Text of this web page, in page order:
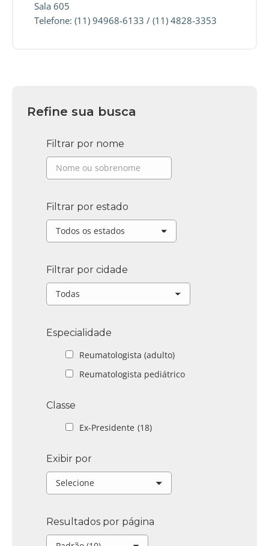
Sala 605
Telefone: (11) 94968-6133 / (11) 4828-3353
Refine sua busca
Filtrar por nome
Filtrar por estado
Filtrar por cidade
Especialidade
Reumatologista (adulto)
Reumatologista pediátrico
Classe
Ex-Presidente (18)
Exibir por
Resultados por página